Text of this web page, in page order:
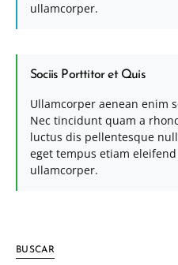
ullamcorper.
Sociis Porttitor et Quis
Ullamcorper aenean enim
Nec tincidunt quam a
luctus dis pellentesque
eget tempus etiam
ullamcorper.
BUSCAR